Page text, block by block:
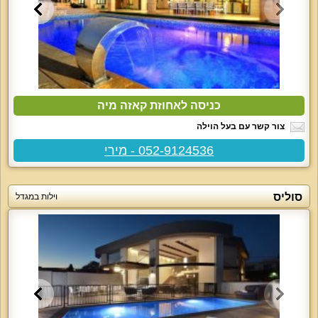
כניסה לאחוזת קאזה מיה
צור קשר עם בעל הוילה
052-9124536 - מירי
סוליס וילות במגדל